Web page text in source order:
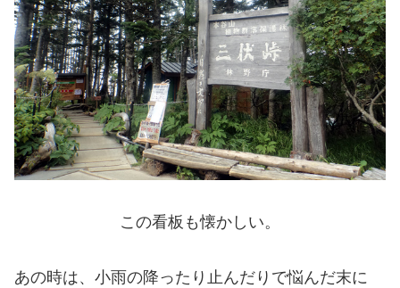
この看板も懐かしい。
あの時は、小雨の降ったり止んだりで悩んだ末に